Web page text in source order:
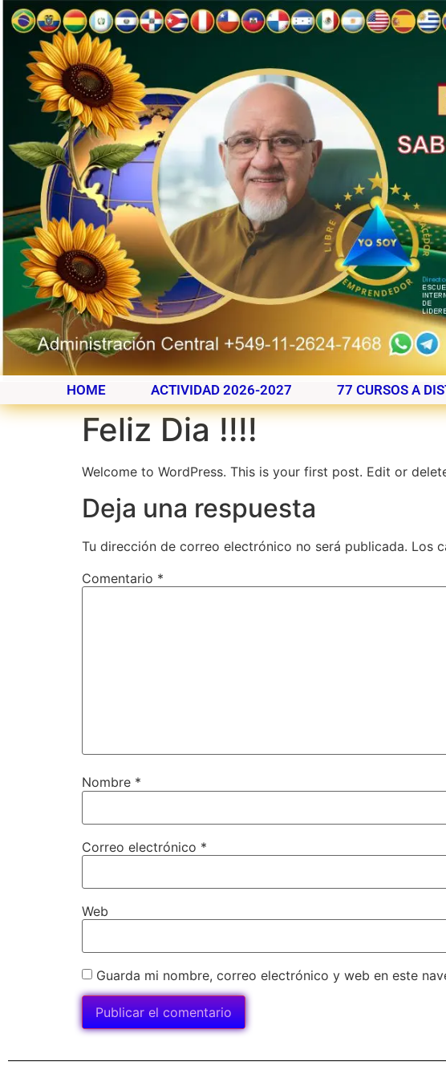
HOME ACTIVIDAD 2026-2027 77 CURSOS A
Feliz Dia !!!!
Welcome to WordPress. This is your first post. Edit or
Deja una respuesta
Tu dirección de correo electrónico no será publicada. Los
Comentario *
Nombre *
Correo electrónico *
Web
Guarda mi nombre, correo electrónico y web en este